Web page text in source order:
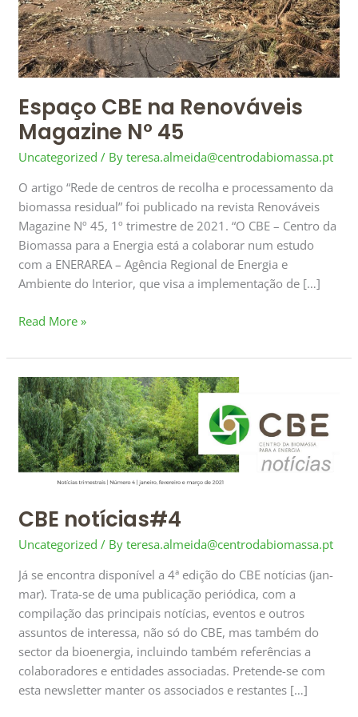
Espaço CBE na Renováveis
Magazine Nº 45
Uncategorized / Byteresa.almeida@centrodabiomassa.pt
O artigo “Rede de centros de recolha e processamento da
biomassa residual” foi publicado na revista Renováveis
Magazine Nº 45, 1º trimestre de 2021. “O CBE – Centro da
Biomassa para a Energia está a colaborar num estudo
com a ENERAREA – Agência Regional de Energia e
Ambiente do Interior, que visa a implementação de […]
Read More »
CBE notícias#4
Uncategorized / Byteresa.almeida@centrodabiomassa.pt
Já se encontra disponível a 4ª edição do CBE notícias (jan-
mar). Trata-se de uma publicação periódica, com a
compilação das principais notícias, eventos e outros
assuntos de interessa, não só do CBE, mas também do
sector da bioenergia, incluindo também referências a
colaboradores e entidades associadas. Pretende-se com
esta newsletter manter os associados e restantes […]
CBE
notícias#4